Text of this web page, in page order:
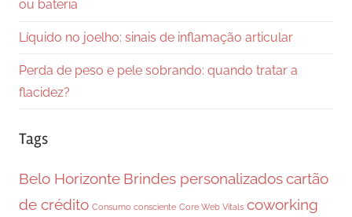
ou bateria
Líquido no joelho: sinais de inflamação articular
Perda de peso e pele sobrando: quando tratar a
flacidez?
Tags
Belo Horizonte Brindes personalizadoscartão
de crédito Consumo consciente Core Web Vitals coworking